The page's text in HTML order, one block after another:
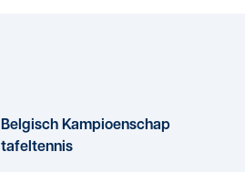
Belgisch Kampioenschap
tafeltennis